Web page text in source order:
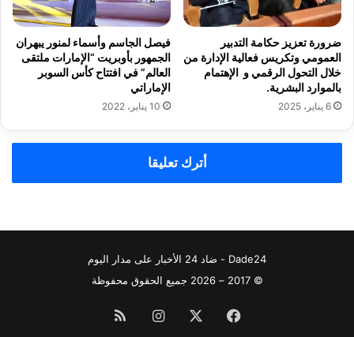
ضرورة تعزيز حكامة التدبير
العمومي وتكريس فعالية الإدارة من
خلال التحول الرقمي و الإهتمام
بالموارد البشرية.
6 يناير، 2025
فيصل الجاسم وأسماء لمنور يبهران
الجمهور بأوبريت “الإمارات ملتقى
العالم” في افتتاح كأس السوبر
الإماراتي
10 يناير، 2022
أترك تعليقا
Dade24 - ضاد 24 الأخبار على مدار اليوم
© 2017 – 2026 جميع الحقوق محفوظة
فيسبوك انستقرامملخص